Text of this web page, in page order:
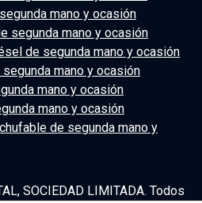
mano y ocasión
segunda mano y ocasión
de segunda mano y ocasión
mano y ocasión
mano y ocasión
mano y ocasión
de segunda mano y
SOCIEDAD LIMITADA. Todos